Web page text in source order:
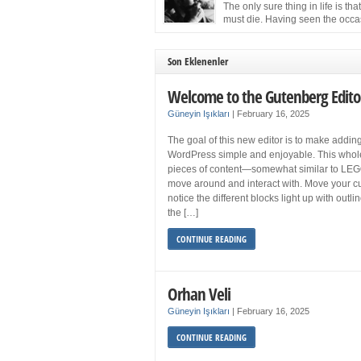
and still feel fatigued when your […]
The only sure thing in life is that
must die. Having seen the
the Cuban Revolution would succumb to that
Son Eklenenler
Welcome to the Gutenberg
Güneyin Işıkları February 16, 2025
The goal of this new editor is to make
WordPress simple and enjoyable. This
pieces of content—somewhat similar to
move around and interact with. Move your
notice the different blocks light up with
the […]
CONTINUE READING
Orhan Veli
Güneyin Işıkları February 16, 2025
CONTINUE READING